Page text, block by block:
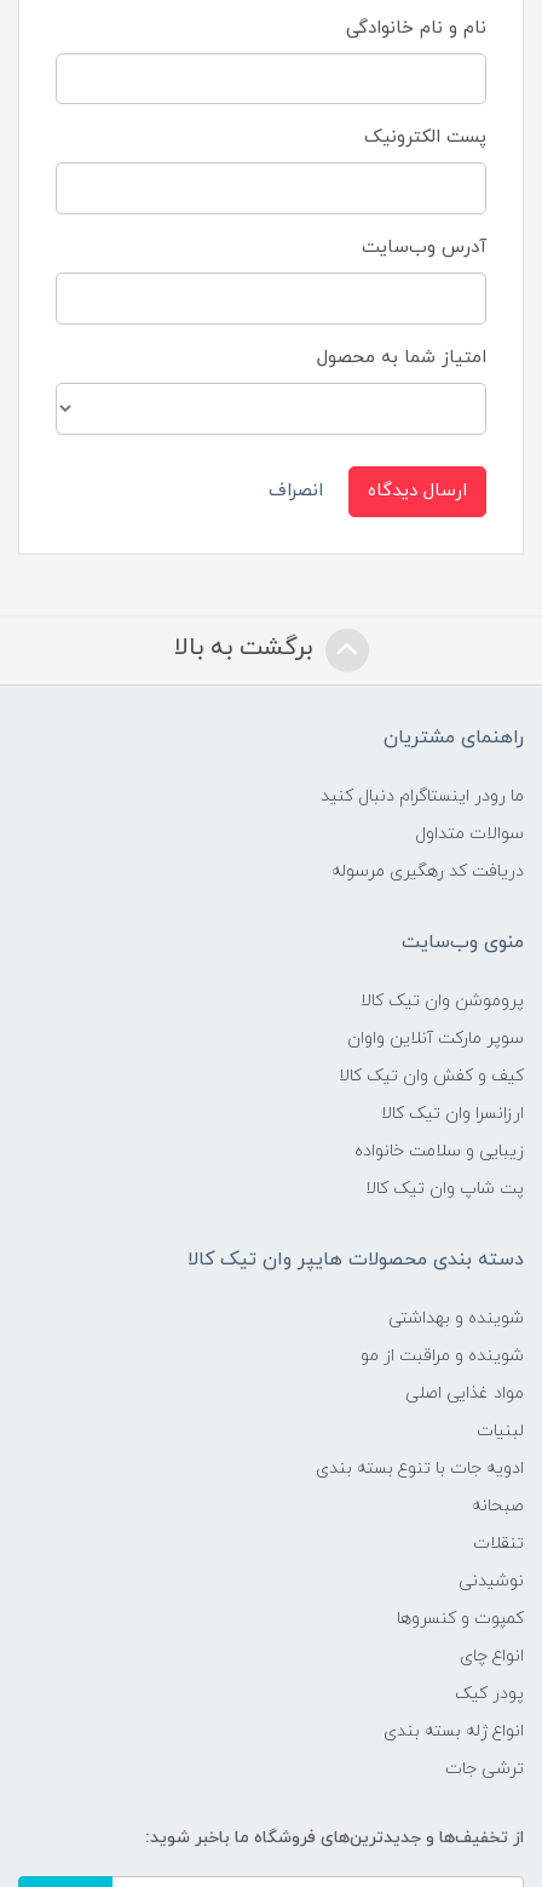
نام و نام خانوادگی
پست الکترونیک
آدرس وب‌سایت
امتیاز شما به محصول
ارسال دیدگاه انصراف
برگشت به بالا
راهنمای مشتریان
ما رودر اینستاگرام دنبال کنید
سوالات متداول
دریافت کد رهگیری مرسوله
منوی وب‌سایت
پروموشن وان تیک کالا
سوپر مارکت آنلاین واوان
کیف و کفش وان تیک کالا
ارزانسرا وان تیک کالا
زیبایی و سلامت خانواده
پت شاپ وان تیک کالا
دسته بندی محصولات هایپر وان تیک کالا
شوینده و بهداشتی
شوینده و مراقبت از مو
مواد غذایی اصلی
لبنیات
ادویه جات با تنوع بسته بندی
صبحانه
تنقلات
نوشیدنی
کمپوت و کنسروها
انواع چای
پودر کیک
انواع ژله بسته بندی
ترشی جات
از تخفیف‌ها و جدیدترین‌های فروشگاه ما باخبر شوید: